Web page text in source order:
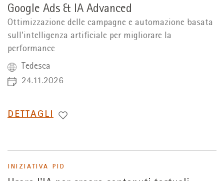
Google Ads & IA Advanced
Ottimizzazione delle campagne e automazione basata
sull’intelligenza artificiale per migliorare la
performance
Tedesca
24.11.2026
PASSA
DETTAGLI
INIZIATIVA PID